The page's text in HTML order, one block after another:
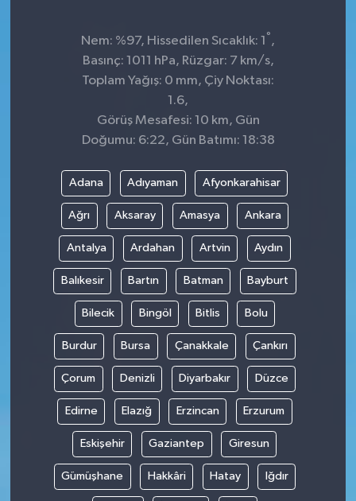
Nem: %97, Hissedilen Sıcaklık: 1 ° ,
Basınç: 1011 hPa, Rüzgar: 7 km/s,
Toplam Yağış: 0 mm, Çiy Noktası:
1.6,
Görüş Mesafesi: 10 km, Gün
Doğumu: 6:22, Gün Batımı: 18:38
Adana Adıyaman Afyonkarahisar
Ağrı Aksaray Amasya Ankara
Antalya Ardahan Artvin Aydın
Balıkesir Bartın Batman Bayburt
Bilecik Bingöl Bitlis Bolu
Burdur Bursa Çanakkale Çankırı
Çorum Denizli Diyarbakır Düzce
Edirne Elazığ Erzincan Erzurum
Eskişehir Gaziantep Giresun
Gümüşhane Hakkâri Hatay Iğdır